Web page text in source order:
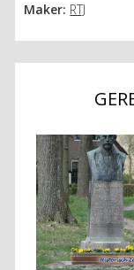
Maker: RTJ